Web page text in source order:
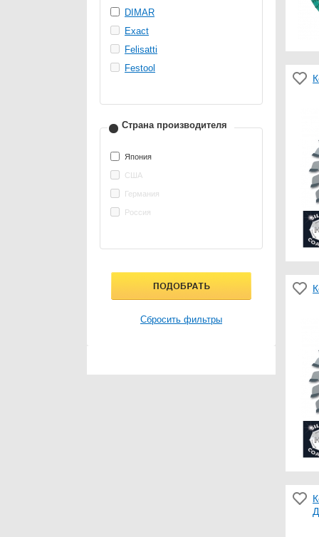
DIMAR
Exact
Felisatti
Festool
Страна производителя
Япония
США
Германия
Россия
Сбросить фильтры